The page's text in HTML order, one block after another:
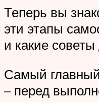
Теперь вы
эти этапы
и какие
Самый
– перед